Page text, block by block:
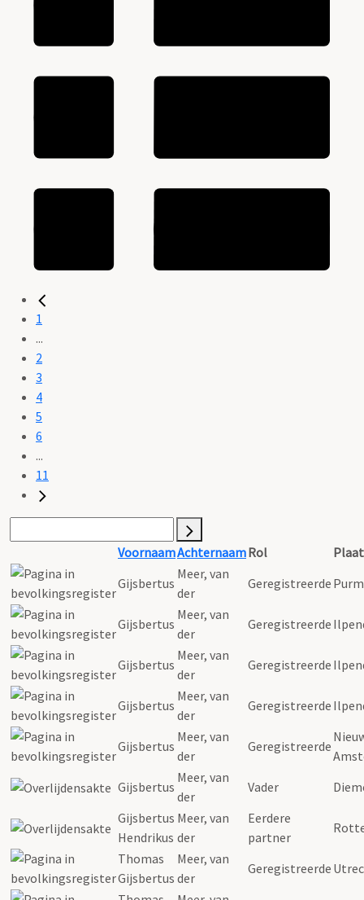
1
...
2
3
4
5
6
...
11
VoornaamAchternaamRol
Gijsbertus
Meer, van
der
Geregistreerde
Gijsbertus
Meer, van
der
Geregistreerde
Gijsbertus
Meer, van
der
Geregistreerde
Gijsbertus
Meer, van
der
Geregistreerde
Gijsbertus
Meer, van
der
Geregistreerde
Gijsbertus
Meer, van
der
Vader
Gijsbertus
Hendrikus
Meer, van
der
Eerdere
partner
Thomas
Gijsbertus
Meer, van
der
Geregistreerde